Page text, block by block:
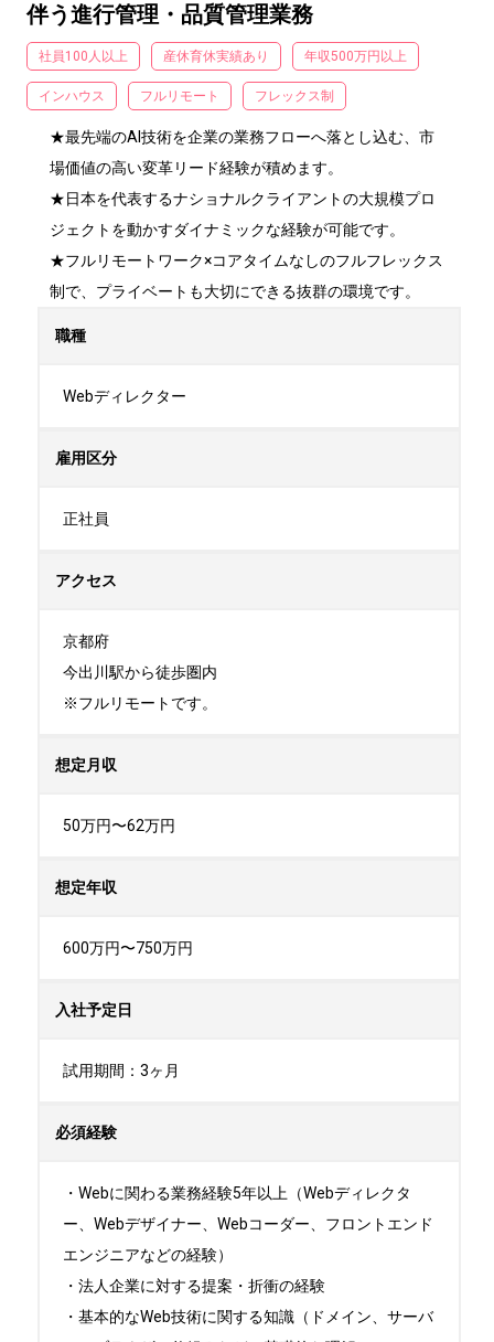
伴う進行管理・品質管理業務
社員100人以上 産休育休実績あり 年収500万円以上
インハウス フルリモート フレックス制
★最先端のAI技術を企業の業務フローへ落とし込む、市
場価値の高い変革リード経験が積めます。
★日本を代表するナショナルクライアントの大規模プロ
ジェクトを動かすダイナミックな経験が可能です。
★フルリモートワーク×コアタイムなしのフルフレックス
制で、プライベートも大切にできる抜群の環境です。
職種
Webディレクター
雇用区分
正社員
アクセス
京都府
今出川駅から徒歩圏内
※フルリモートです。
想定月収
50万円〜62万円
想定年収
600万円〜750万円
入社予定日
試用期間：3ヶ月
必須経験
・Webに関わる業務経験5年以上（Webディレクタ
ー、Webデザイナー、Webコーダー、フロントエンド
エンジニアなどの経験）
・法人企業に対する提案・折衝の経験
・基本的なWeb技術に関する知識（ドメイン、サーバ